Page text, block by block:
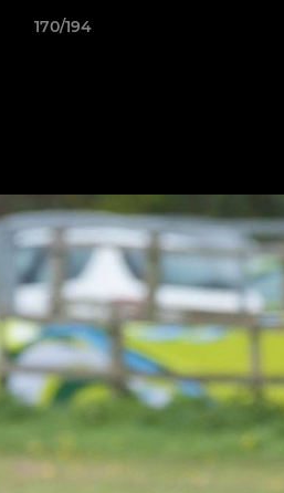
170/194